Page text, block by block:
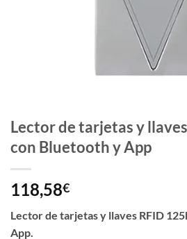
Lector de tarjetas y
con Bluetooth y App
118,58€
Lector de tarjetas y llaves RFID
App.